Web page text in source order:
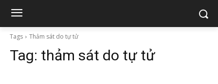
Tags Thảm sát do tự tử
Tag: thảm sát do tự tử